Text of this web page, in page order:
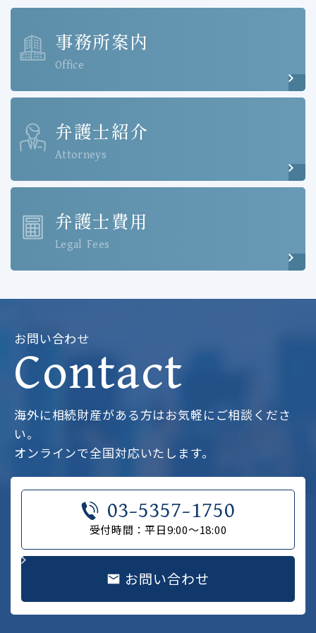
事務所案内
Office
弁護士紹介
Attorneys
弁護士費用
Legal Fees
お問い合わせ
Contact
海外に相続財産がある方はお気軽にご相談くださ
い。
オンラインで全国対応いたします。
03-5357-1750
受付時間：平日9:00～18:00
お問い合わせ